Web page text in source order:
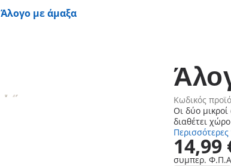
Άλογο με άμαξα
Κωδικός
Οι δύο
διαθέτει
14,99
συμπερ.